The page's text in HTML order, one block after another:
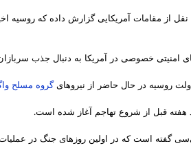
نقل از مقامات آمریکایی گزارش داده که
خصوصی در آمریکا به دنبال جذب
روسیه در حال حاضر از نیروهایگروه مسلح
هفته قبل از شروع تهاجم آغاز شده است.
گفته است که در اولین روزهای جنگ در